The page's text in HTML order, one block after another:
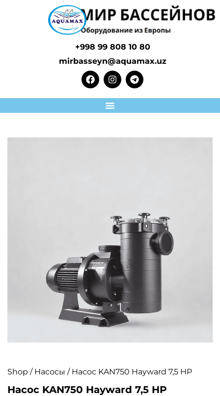
+998 99 808 10 80
mirbasseyn@aquamax.uz
Shop / Насосы / Насос KAN750 Hayward 7,5 HP
Насос KAN750 Hayward 7,5 HP